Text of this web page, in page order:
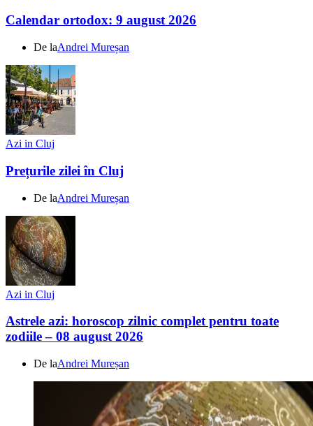
Calendar ortodox: 9 august 2026
De laAndrei Mureșan
Azi in Cluj
Prețurile zilei în Cluj
De laAndrei Mureșan
Azi in Cluj
Astrele azi: horoscop zilnic complet pentru toate
zodiile – 08 august 2026
De laAndrei Mureșan